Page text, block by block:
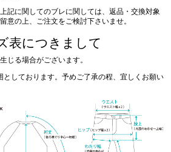
記に関してのブレに関しては、返品・交換対象
意の上、ご注文をご検討下さいませ。
表につきまして
じる場合がございます。
しております。予めご了承の程、宜しくお願い